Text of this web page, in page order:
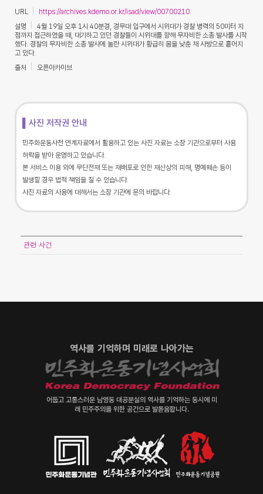
URL
https://archives.kdemo.or.kr/isad/view/00700210
설명
4월 19일 오후 1시 40분경, 경무대 입구에서 시위대가 경찰 병력의 50미터 지
점까지 접근하였을 때, 대기하고 있던 경찰들이 시위대를 향해 무자비한 소총 발사를 시작
했다. 경찰의 무자비한 소총 발사에 놀란 시위대가 황급히 몸을 낮춘 채 사방으로 흩어지
고 있다.
출처
오픈아카이브
▌사진 저작권 안내
민주화운동사전 연계자료에서 활용하고 있는 사진 자료는 소장 기관으로부터 사용
허락을 받아 운영하고 있습니다.
본 서비스 이용 외에 무단전재 또는 재배포로 인한 재산상의 피해, 명예훼손 등이
발생할 경우 법적 책임을 질 수 있습니다.
사진 자료의 사용에 대해서는 소장 기관에 문의 바랍니다.
관련 사건
역사를 기억하며 미래로 나아가는
어둡고 고통스러운 남영동 대공분실의 역사를 기억하는 동시에 미
래 민주주의를 위한 공간으로 발돋움합니다.